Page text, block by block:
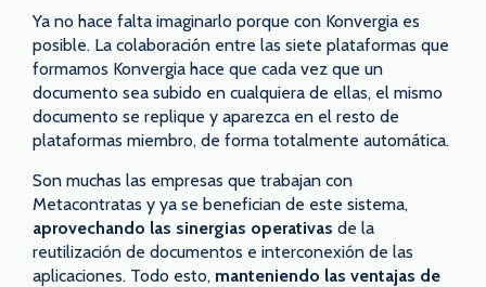
Ya no hace falta imaginarlo porque con Konvergia es
posible. La colaboración entre las siete plataformas que
formamos Konvergia hace que cada vez que un
documento sea subido en cualquiera de ellas, el mismo
documento se replique y aparezca en el resto de
plataformas miembro, de forma totalmente automática.
Son muchas las empresas que trabajan con
Metacontratas y ya se benefician de este sistema,
aprovechando las sinergias operativas de la
reutilización de documentos e interconexión de las
aplicaciones. Todo esto, manteniendo las ventajas de